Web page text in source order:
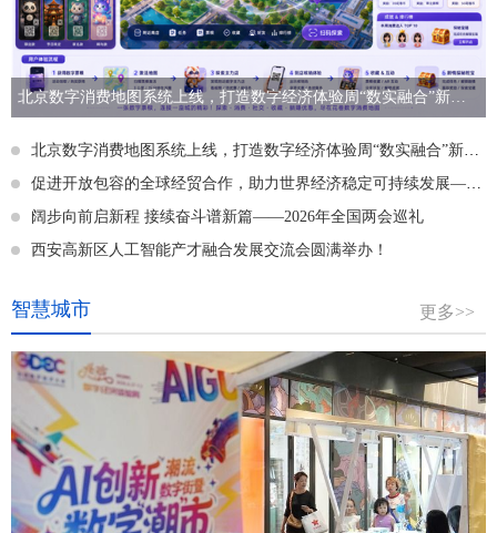
北京数字消费地图系统上线，打造数字经济体验周“数实融合”新标杆
北京数字消费地图系统上线，打造数字经济体验周“数实融合”新标杆
促进开放包容的全球经贸合作，助力世界经济稳定可持续发展——专访亚太世界贸易商务联盟会长李明星
阔步向前启新程 接续奋斗谱新篇——2026年全国两会巡礼
西安高新区人工智能产才融合发展交流会圆满举办！
智慧城市 更多>>